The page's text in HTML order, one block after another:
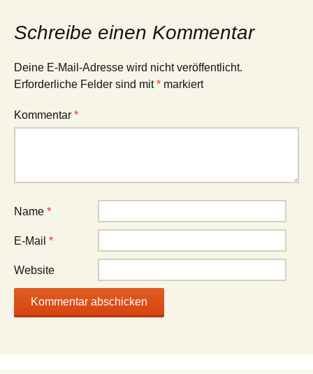
Schreibe einen Kommentar
Deine E-Mail-Adresse wird nicht veröffentlicht.
Erforderliche Felder sind mit* markiert
Kommentar *
Name *
E-Mail *
Website